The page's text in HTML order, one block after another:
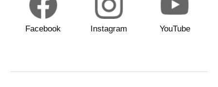
Facebook Instagram YouTube